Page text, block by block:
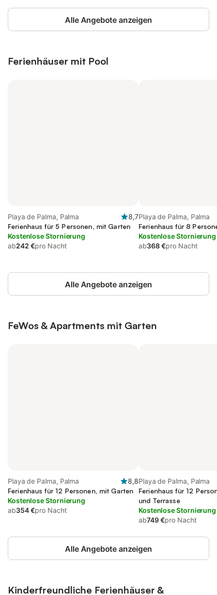
Alle Angebote anzeigen
Ferienhäuser mit Pool
Playa de Palma, Palma
8,7
Ferienhaus für 5 Personen, mit Garten
Kostenlose Stornierung
ab242 €pro Nacht
Playa de Palma, Palma
Ferienhaus für 8
Kostenlose Stornierung
ab368 €pro Nacht
Alle Angebote anzeigen
FeWos & Apartments mit Garten
Playa de Palma, Palma
8,8
Ferienhaus für 12 Personen, mit Garten
Kostenlose Stornierung
ab354 €pro Nacht
Playa de Palma, Palma
Ferienhaus für 12
und Terrasse
Kostenlose Stornierung
ab749 €pro Nacht
Alle Angebote anzeigen
Kinderfreundliche Ferienhäuser &